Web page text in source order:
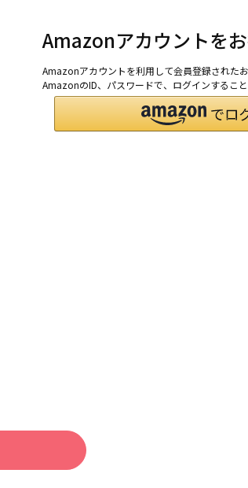
Amazonアカウントを
Amazonアカウントを利用して会員登録されたお
AmazonのID、パスワードで、ログインすること